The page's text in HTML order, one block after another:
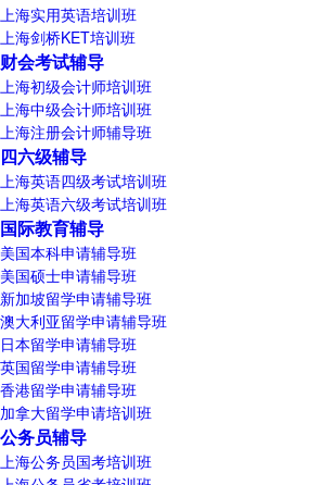
上海实用英语培训班
上海剑桥KET培训班
财会考试辅导
上海初级会计师培训班
上海中级会计师培训班
上海注册会计师辅导班
四六级辅导
上海英语四级考试培训班
上海英语六级考试培训班
国际教育辅导
美国本科申请辅导班
美国硕士申请辅导班
新加坡留学申请辅导班
澳大利亚留学申请辅导班
日本留学申请辅导班
英国留学申请辅导班
香港留学申请辅导班
加拿大留学申请培训班
公务员辅导
上海公务员国考培训班